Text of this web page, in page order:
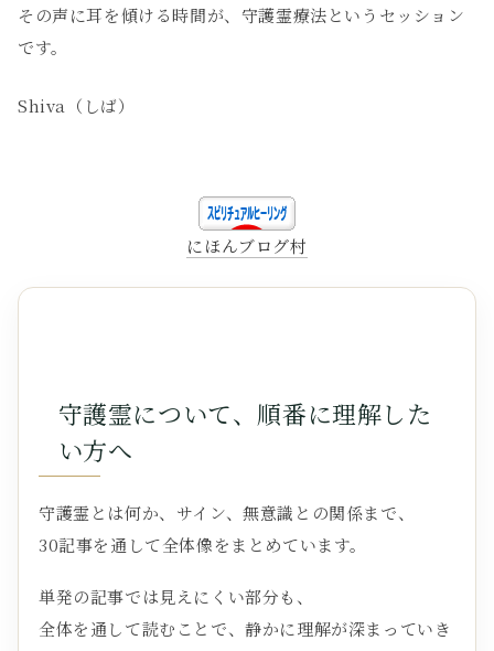
その声に耳を傾ける時間が、守護霊療法というセッション
です。
Shiva（しば）
にほんブログ村
守護霊について、順番に理解した
い方へ
守護霊とは何か、サイン、無意識との関係まで、
30記事を通して全体像をまとめています。
単発の記事では見えにくい部分も、
全体を通して読むことで、静かに理解が深まっていき